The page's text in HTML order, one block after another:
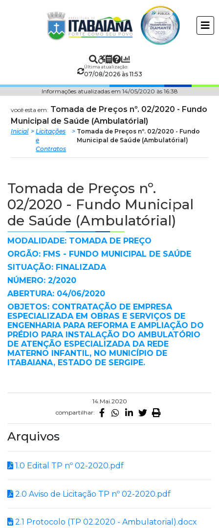
Prefeitura
Municipal
Itabaiana
Última atualização:
07/08/2026 às 11:53
Informações atualizadas em 14/05/2020 às 16:38
você esta em: Tomada de Preços nº. 02/2020 - Fundo
Municipal de Saúde (Ambulatórial)
Inicial
Licitações
e
Contratos
Tomada de Preços nº. 02/2020 - Fundo
Municipal de Saúde (Ambulatórial)
Tomada de Preços nº.
02/2020 - Fundo Municipal
de Saúde (Ambulatórial)
MODALIDADE: TOMADA DE PREÇO
ORGÃO: FMS - FUNDO MUNICIPAL DE SAÚDE
SITUAÇÃO: FINALIZADA
NÚMERO: 2/2020
ABERTURA: 04/06/2020
OBJETOS: CONTRATAÇÃO DE EMPRESA
ESPECIALIZADA EM OBRAS E SERVIÇOS DE
ENGENHARIA PARA REFORMA E AMPLIAÇÃO DO
PRÉDIO PARA INSTALAÇÃO DO AMBULATÓRIO
DE ATENÇÃO ESPECIALIZADA DA REDE
MATERNO INFANTIL, NO MUNICÍPIO DE
ITABAIANA, ESTADO DE SERGIPE.
14.Mai.2020
compartilhar:
Arquivos
1.0 Edital TP nº 02-2020.pdf
2.0 Aviso de Licitação TP nº 02-2020.pdf
2.1 Protocolo (TP 02.2020 - Ambulatorial).docx